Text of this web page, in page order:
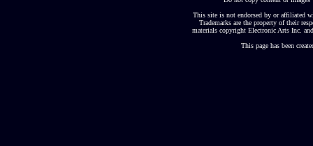
This site is not endorsed by or affiliated
Trademarks are the property of their
materials copyright Electronic Arts Inc.
This page has been